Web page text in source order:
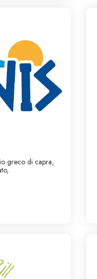
greco di capra,